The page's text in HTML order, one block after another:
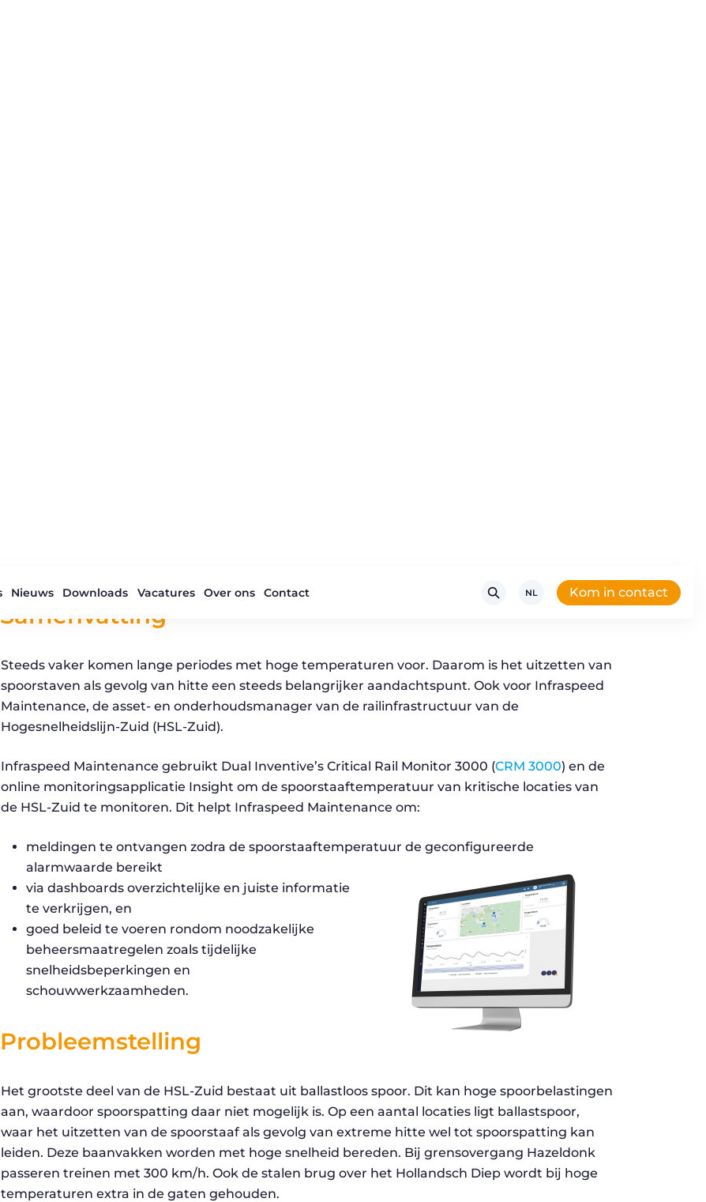
Samenvatting
Steeds vaker komen lange periodes met hoge temperaturen voor. Daarom is het uitzetten van
spoorstaven als gevolg van hitte een steeds belangrijker aandachtspunt. Ook voor Infraspeed
Maintenance, de asset- en onderhoudsmanager van de railinfrastructuur van de
Hogesnelheidslijn-Zuid (HSL-Zuid).
Infraspeed Maintenance gebruikt Dual Inventive’s Critical Rail Monitor 3000 (CRM 3000) en de
online monitoringsapplicatie Insight om de spoorstaaftemperatuur van kritische locaties van
de HSL-Zuid te monitoren. Dit helpt Infraspeed Maintenance om:
meldingen te ontvangen zodra de spoorstaaftemperatuur de geconfigureerde
alarmwaarde bereikt
via dashboards overzichtelijke en juiste informatie
te verkrijgen, en
goed beleid te voeren rondom noodzakelijke
beheersmaatregelen zoals tijdelijke
snelheidsbeperkingen en
schouwwerkzaamheden.
Probleemstelling
Het grootste deel van de HSL-Zuid bestaat uit ballastloos spoor. Dit kan hoge spoorbelastingen
aan, waardoor spoorspatting daar niet mogelijk is. Op een aantal locaties ligt ballastspoor,
waar het uitzetten van de spoorstaaf als gevolg van extreme hitte wel tot spoorspatting kan
leiden. Deze baanvakken worden met hoge snelheid bereden. Bij grensovergang Hazeldonk
passeren treinen met 300 km/h. Ook de stalen brug over het Hollandsch Diep wordt bij hoge
temperaturen extra in de gaten gehouden.